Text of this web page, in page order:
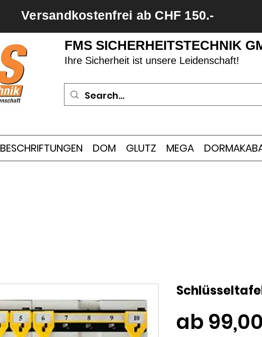
Versandkostenfrei ab CHF 150.-
FMS SICHERHEITSTECHNIK
Ihre Sicherheit ist unsere Leidenschaft!
BESCHRIFTUNGEN DOM GLUTZ MEGA
Schlüsseltafel
ab